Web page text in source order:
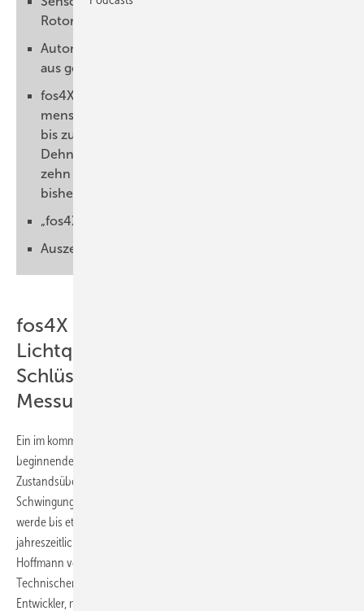
Rotorblättern frühzeitig zu erkennen
Automatische Handlungsanweisungen direkt
aus gewonnenen Informationen ableitbar
fos4X FasersensorKaum dicker als ein
menschliches Haar, sollen die Glasfasersensoren
bis zu 1000 mal länger halten als herkömmliche
Dehnungsmessstreifen.Foto: fos4XHoffnung auf
zehn bis 15 Prozent mehr Effizienz als mit
bisherigen Messsystemen
„fos4X“ auch nachrüstbar
Auszeichnung durch Initiative „Land der Ideen“
fos4X LichtquelleDie fos4X-
Lichtquelle. Das richtige Licht ist ein
Schlüssel für genaue
Messungen.Foto: fos4X
Ein im kommenden Sommer in einer Großanlage im Münsterland
beginnender Feldtest soll die Zuverlässigkeit des faseroptischen
Zustandsüberwachungssystems „fos4X“ bestätigen. Der Test des
Schwingungen, Biegungen und Temperaturen messenden Systems
werde bis etwa Anfang 2012 dauern und damit auch temperatur- und
jahreszeitlich bedingte Schwankungen mit untersuchen, teilte Lars
Hoffmann vom Lehrstuhl für Messsystem amp; Sensortechnik der
Technischen Universität (TU) München, einer der vier fos4X-
Entwickler, mit. Neben der Zuverlässigkeit sollen im Feldtest